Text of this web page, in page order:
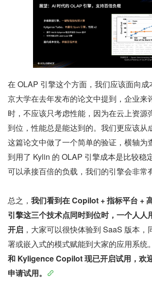
在 OLAP 引擎这个方面，我们应该面向
京大学在去年发布的论文中提到，企业来
时，不应该只考虑性能，因为在云上资源
到位，性能总是能达到的。我们更应该从
这篇论文中做了一个简单的验证，横轴为
到用了 Kylin 的 OLAP 引擎成本是比较稳
可以承接百倍的负载，我们的引擎会非常
总之， 我们看到在 Copilot + 指标平台 +
引擎这三个技术点同时到位时，一个人人
开启 ，大家可以很快体验到 SaaS 版本，
署或嵌入式的模式赋能到大家的应用系统。
和 Kyligence Copilot 现已开启试用，欢
申请试用。